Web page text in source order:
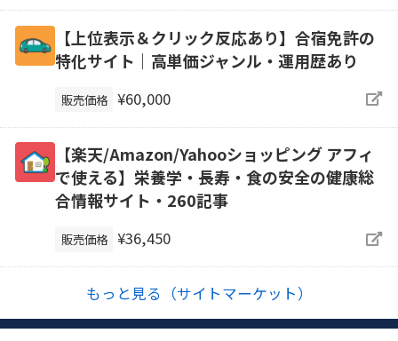
【上位表示＆クリック反応あり】合宿免許の
特化サイト｜高単価ジャンル・運用歴あり
販売価格 ¥60,000
【楽天/Amazon/Yahooショッピング アフィ
で使える】栄養学・長寿・食の安全の健康総
合情報サイト・260記事
販売価格 ¥36,450
もっと見る（サイトマーケット）